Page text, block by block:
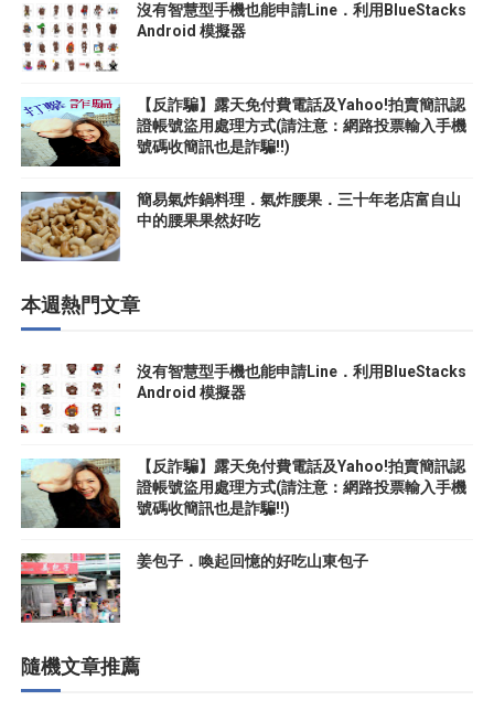
沒有智慧型手機也能申請Line．利用BlueStacks
Android 模擬器
【反詐騙】露天免付費電話及Yahoo!拍賣簡訊認
證帳號盜用處理方式(請注意：網路投票輸入手機
號碼收簡訊也是詐騙!!)
簡易氣炸鍋料理．氣炸腰果．三十年老店富自山
中的腰果果然好吃
本週熱門文章
沒有智慧型手機也能申請Line．利用BlueStacks
Android 模擬器
【反詐騙】露天免付費電話及Yahoo!拍賣簡訊認
證帳號盜用處理方式(請注意：網路投票輸入手機
號碼收簡訊也是詐騙!!)
姜包子．喚起回憶的好吃山東包子
隨機文章推薦